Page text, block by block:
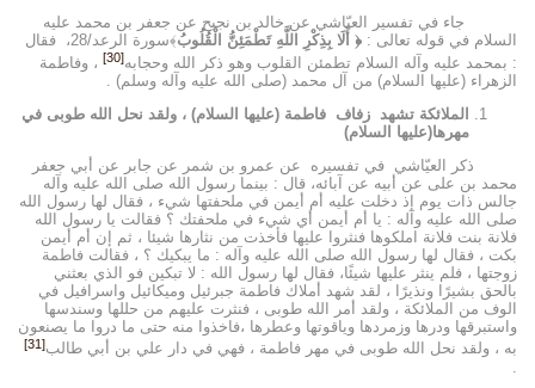
جاء في تفسير العيّاشي عن خالد بن نجيح عن جعفر بن محمد عليه
السلام في قوله تعالى : ﴿ أَلَا بِذِكْرِ اللَّهِ تَطْمَئِنُّ الْقُلُوبُ
﴾سورة الرعد/28، فقال
: بمحمد عليه وآله السلام تطمئن القلوب وهو ذكر الله وحجابه[30]
، وفاطمة
الزهراء (عليها السلام) من آل محمد (صلى الله عليه وآله وسلم) .
الملائكة تشهد زفاف فاطمة (عليها السلام) ، ولقد نحل الله طوبى في
مهرها(عليها السلام)
ذكر العيّاشي في تفسيره عن عمرو بن شمر عن جابر عن أبي جعفر
محمد بن على عن أبيه عن آبائه، قال : بينما رسول الله صلى الله عليه وآله
جالس ذات يوم إذ دخلت عليه أم أيمن في ملحفتها شيء ، فقال لها رسول الله
صلى الله عليه وآله : يا أم أيمن أي شيء في ملحفتك ؟ فقالت يا رسول الله
فلانة بنت فلانة املكوها فنثروا عليها فأخذت من نثارها شيئا ، ثم إن أم أيمن
بكت ، فقال لها رسول الله صلى الله عليه وآله : ما يبكيك ؟ ، فقالت فاطمة
زوجتها ، فلم ينثر عليها شيئًا، فقال لها رسول الله : لا تبكين فو الذي بعثني
بالحق بشيرًا ونذيرًا ، لقد شهد أملاك فاطمة جبرئيل وميكائيل واسرافيل في
الوف من الملائكة ، ولقد أمر الله طوبى ، فنثرت عليهم من حللها وسندسها
واستبرقها ودرها وزمردها وياقوتها وعطرها ،فاخذوا منه حتى ما دروا ما يصنعون
به ، ولقد نحل الله طوبى في مهر فاطمة ، فهي في دار علي بن أبي طالب[31]